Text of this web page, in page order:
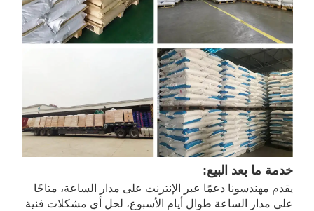
خدمة ما بعد البيع:
يقدم مهندسونا دعمًا عبر الإنترنت على مدار الساعة، متاحًا
على مدار الساعة طوال أيام الأسبوع، لحل أي مشكلات فنية